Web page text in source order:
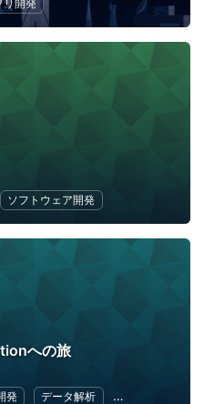
リ開発
ソフトウェア開発
への旅
発 データ解析 クラウド